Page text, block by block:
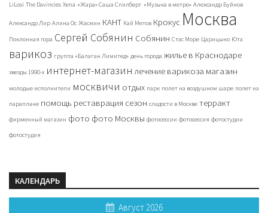
LiLosi The Davincies Xena «Жара» Саша Спилберг «Музыка в метро» Александр Буйнов
Александр Лир Алина Ос Жасмин КАНТ Кай Метов Крокус Москва
Поклонная гора Сергей Собянин Собянин Стас Море Царицыно Юта
варикоз группа «Балаган Лимитед» день города жилье в Краснодаре
звезды 1990-х интернет-магазин лечение варикоза магазин
молодые исполнители москвичи отдых парк полет на воздушном шаре полет на
параплане помощь реставрация сезон сладости в Москве терракт
фирменный магазин фото фото Москвы фотосессии фотосессия фотостудии
фотостудия
КАЛЕНДАРЬ
Август 2026